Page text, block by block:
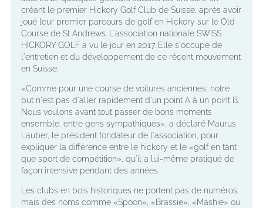
créant le premier Hickory Golf Club de Suisse, après avoir
joué leur premier parcours de golf en Hickory sur le Old
Course de St Andrews. L'association nationale SWISS
HICKORY GOLF a vu le jour en 2017. Elle s'occupe de
l'entretien et du développement de ce récent mouvement
en Suisse.
«Comme pour une course de voitures anciennes, notre
but n'est pas d'aller rapidement d'un point A à un point B.
Nous voulons avant tout passer de bons moments
ensemble, entre gens sympathiques», a déclaré Maurus
Lauber, le président fondateur de l'association, pour
expliquer la différence entre le hickory et le «golf en tant
que sport de compétition», qu'il a lui-même pratiqué de
façon intensive pendant des années.
Les clubs en bois historiques ne portent pas de numéros,
mais des noms comme «Spoon», «Brassie», «Mashie» ou